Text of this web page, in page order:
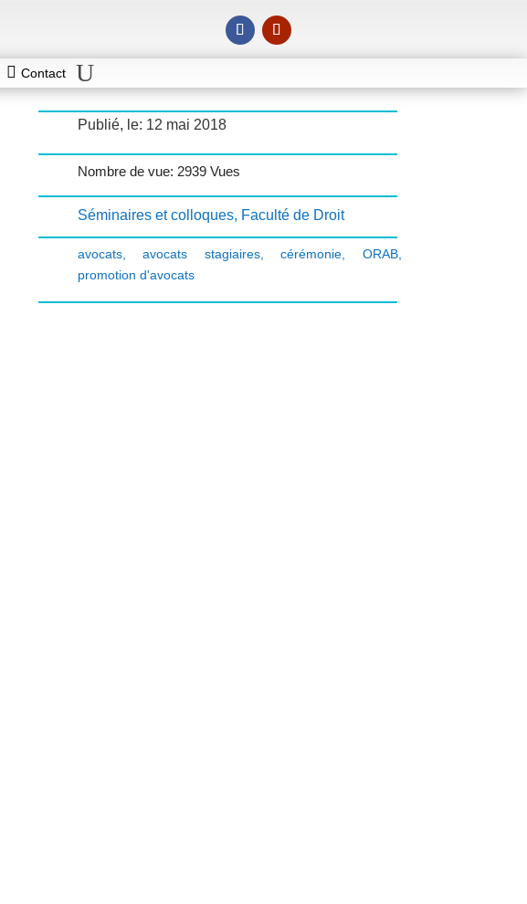
Contact
Publié, le: 12 mai 2018
Nombre de vue: 2939 Vues
Séminaires et colloques, Faculté de Droit
avocats,avocats stagiaires,cérémonie, ORAB,
promotion d'avocats